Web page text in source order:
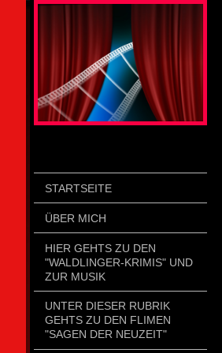
STARTSEITE
ÜBER MICH
HIER GEHTS ZU DEN
"WALDLINGER-KRIMIS" UND
ZUR MUSIK
UNTER DIESER RUBRIK
GEHTS ZU DEN FLIMEN
"SAGEN DER NEUZEIT"